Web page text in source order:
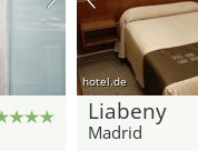
hotel.de
Liabeny
Madrid